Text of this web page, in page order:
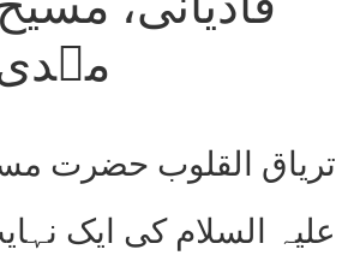
تریاق القلوب حضرت
علیہ السلام کی ایک